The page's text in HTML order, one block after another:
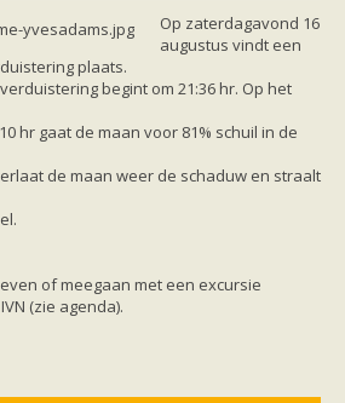
ziektes
in vleermuisbescherming
Op zaterdagavond 16
augustus vindt een
plaats.
begint om 21:36 hr. Op het
hr gaat de maan voor 81% schuil in de
de maan weer de schaduw en straalt
of meegaan met een excursie
(zie agenda).